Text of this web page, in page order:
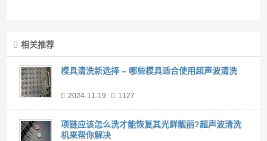
相关推荐
模具清洗新选择 – 哪些模具适合使用超声波清洗
2024-11-19 1127
项链应该怎么洗才能恢复其光鲜靓丽?超声波清洗
机来帮你解决